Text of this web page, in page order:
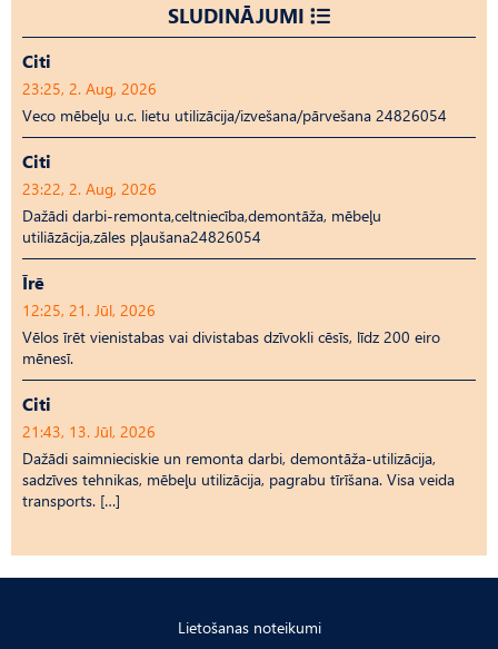
SLUDINĀJUMI
Citi
23:25, 2. Aug, 2026
Veco mēbeļu u.c. lietu utilizācija/izvešana/pārvešana 24826054
Citi
23:22, 2. Aug, 2026
Dažādi darbi-remonta,celtniecība,demontāža, mēbeļu
utiliāzācija,zāles pļaušana24826054
Īrē
12:25, 21. Jūl, 2026
Vēlos īrēt vienistabas vai divistabas dzīvokli cēsīs, līdz 200 eiro
mēnesī.
Citi
21:43, 13. Jūl, 2026
Dažādi saimnieciskie un remonta darbi, demontāža-utilizācija,
sadzīves tehnikas, mēbeļu utilizācija, pagrabu tīrīšana. Visa veida
transports. […]
Lietošanas noteikumi